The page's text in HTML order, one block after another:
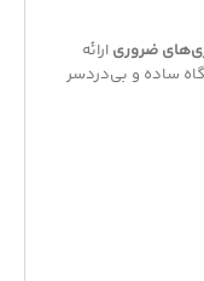
ضروری ارائه
ساده و بی‌دردسر